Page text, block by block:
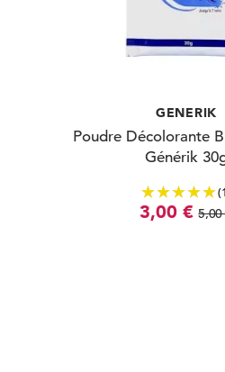
GENERIK
Poudre Décolorante
Générik
3,00 €